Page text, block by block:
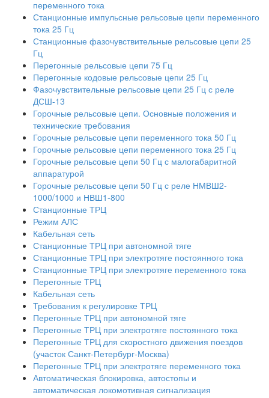
переменного тока
Станционные импульсные рельсовые цепи переменного
тока 25 Гц
Станционные фазочувствительные рельсовые цепи 25
Гц
Перегонные рельсовые цепи 75 Гц
Перегонные кодовые рельсовые цепи 25 Гц
Фазочувствительные рельсовые цепи 25 Гц с реле
ДСШ-13
Горочные рельсовые цепи. Основные положения и
технические требования
Горочные рельсовые цепи переменного тока 50 Гц
Горочные рельсовые цепи переменного тока 25 Гц
Горочные рельсовые цепи 50 Гц с малогабаритной
аппаратурой
Горочные рельсовые цепи 50 Гц с реле НМВШ2-
1000/1000 и НВШ1-800
Станционные ТРЦ
Режим АЛС
Кабельная сеть
Станционные ТРЦ при автономной тяге
Станционные ТРЦ при электротяге постоянного тока
Станционные ТРЦ при электротяге переменного тока
Перегонные ТРЦ
Кабельная сеть
Требования к регулировке ТРЦ
Перегонные ТРЦ при автономной тяге
Перегонные ТРЦ при электротяге постоянного тока
Перегонные ТРЦ для скоростного движения поездов
(участок Санкт-Петербург-Москва)
Перегонные ТРЦ при электротяге переменного тока
Автоматическая блокировка, автостопы и
автоматическая локомотивная сигнализация